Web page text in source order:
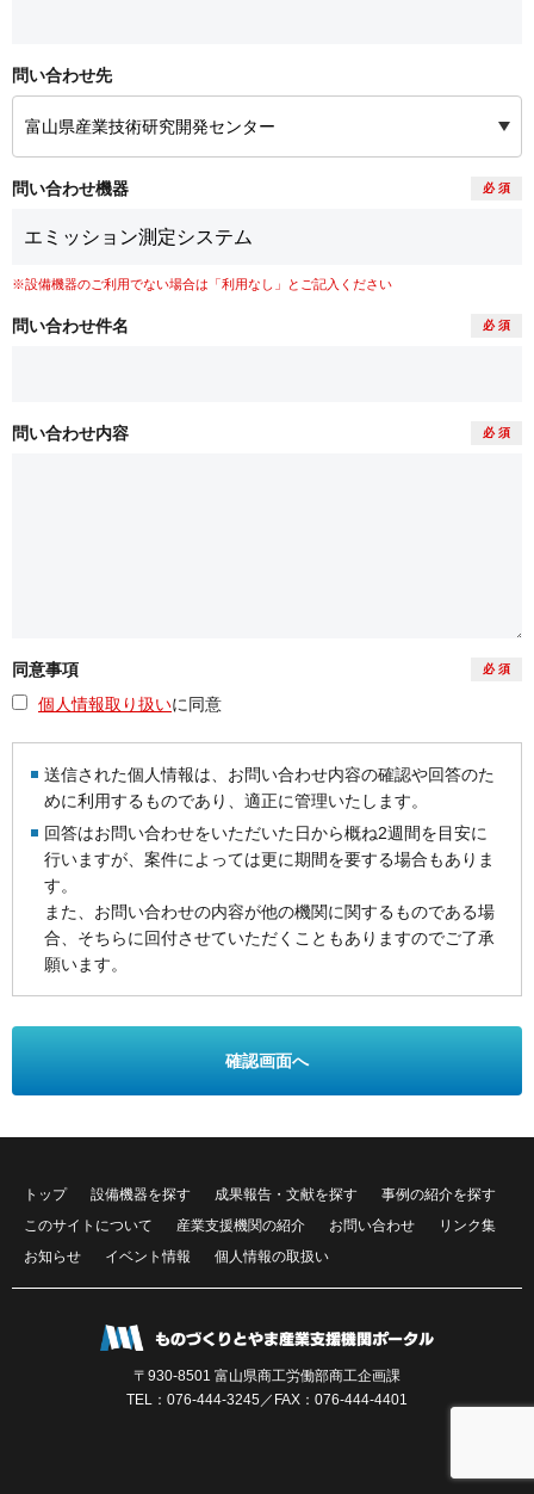
問い合わせ先
問い合わせ機器 必 須
※設備機器のご利用でない場合は「利用なし」とご記入ください
問い合わせ件名 必 須
問い合わせ内容 必 須
同意事項 必 須
個人情報取り扱いに同意
送信された個人情報は、お問い合わせ内容の確認や回答のた
めに利用するものであり、適正に管理いたします。
回答はお問い合わせをいただいた日から概ね2週間を目安に
行いますが、案件によっては更に期間を要する場合もありま
す。
また、お問い合わせの内容が他の機関に関するものである場
合、そちらに回付させていただくこともありますのでご了承
願います。
確認画面へ
〒930-8501 富山県商工労働部商工企画課
TEL： 076-444-3245／FAX：076-444-4401
トップ 設備機器を探す 成果報告・文献を探す
事例の紹介を探す
このサイトについて
産業支援機関の紹介 お問い合わせ
リンク集
お知らせ
イベント情報 個人情報の取扱い